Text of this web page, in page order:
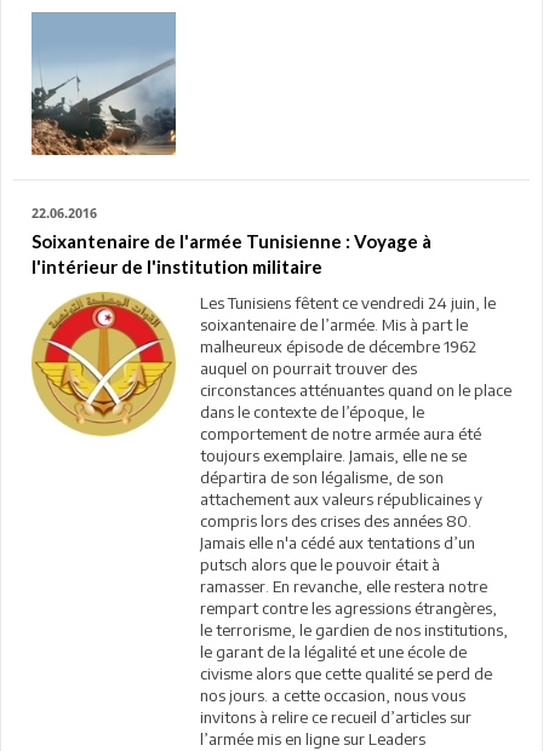
22.06.2016
Soixantenaire de l'armée Tunisienne : Voyage à
l'intérieur de l'institution militaire
Les Tunisiens fêtent ce vendredi 24 juin, le
soixantenaire de l’armée. Mis à part le
malheureux épisode de décembre 1962
auquel on pourrait trouver des
circonstances atténuantes quand on le place
dans le contexte de l’époque, le
comportement de notre armée aura été
toujours exemplaire. Jamais, elle ne se
départira de son légalisme, de son
attachement aux valeurs républicaines y
compris lors des crises des années 80.
Jamais elle n'a cédé aux tentations d’un
putsch alors que le pouvoir était à
ramasser. En revanche, elle restera notre
rempart contre les agressions étrangères,
le terrorisme, le gardien de nos institutions,
le garant de la légalité et une école de
civisme alors que cette qualité se perd de
nos jours. a cette occasion, nous vous
invitons à relire ce recueil d’articles sur
l’armée mis en ligne sur Leaders